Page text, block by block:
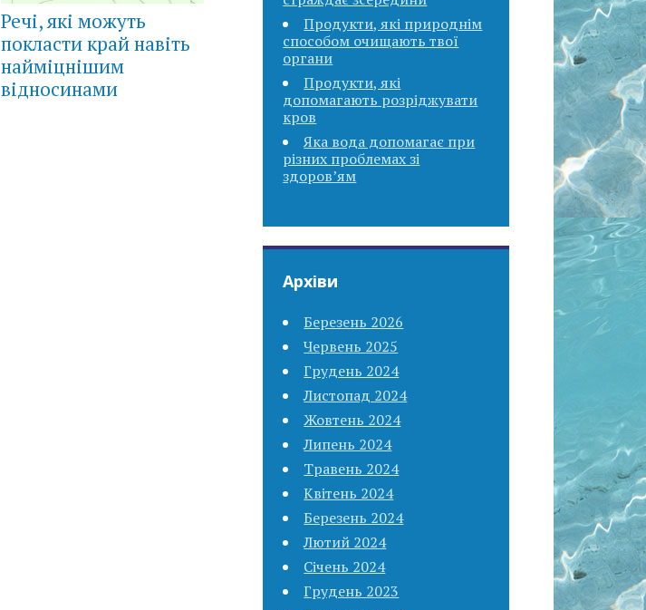
Речі, які можуть
покласти край навіть
найміцнішим
відносинами
Продукти, які природнім
способом очищають твої
органи
Продукти, які
допомагають розріджувати
кров
Яка вода допомагає при
різних проблемах зі
здоров’ям
Архіви
Березень 2026
Червень 2025
Грудень 2024
Листопад 2024
Жовтень 2024
Липень 2024
Травень 2024
Квітень 2024
Березень 2024
Лютий 2024
Січень 2024
Грудень 2023